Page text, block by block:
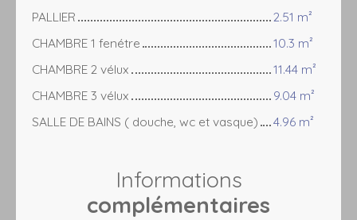
PALLIER
2.51 m²
CHAMBRE 1 fenétre
10.3 m²
CHAMBRE 2 vélux
11.44 m²
CHAMBRE 3 vélux
9.04 m²
SALLE DE BAINS ( douche, wc et vasque)
4.96 m²
Informations
complémentaires